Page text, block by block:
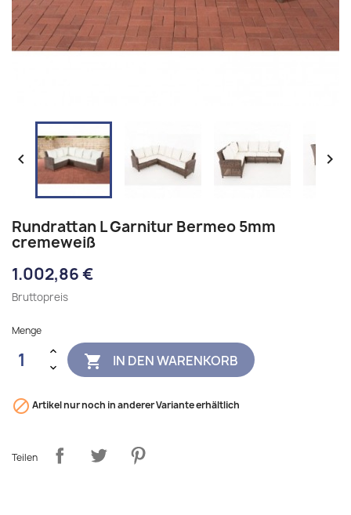
 
Rundrattan L Garnitur Bermeo 5mm
cremeweiß
1.002,86 €
Bruttopreis
Menge
 IN DEN WARENKORB
 Artikel nur noch in anderer Variante erhältlich
Teilen